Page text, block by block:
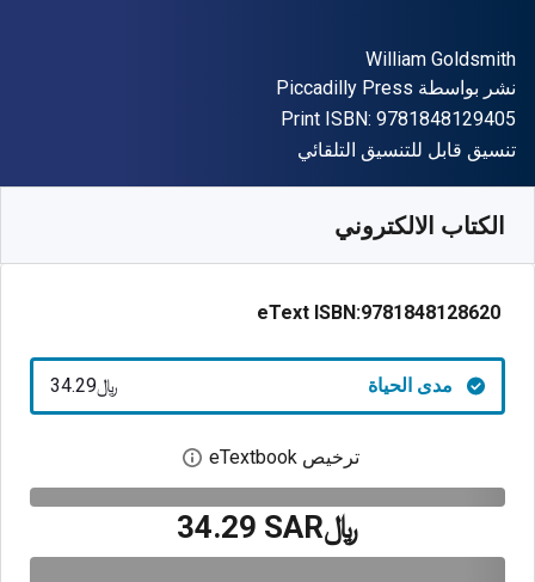
المؤلف (المؤلفون)
William Goldsmith
الناشر
نشر بواسطة Piccadilly Press
Print ISBN: 9781848129405
شكل
تنسيق قابل للتنسيق التلقائي
الكتاب الالكتروني
eText ISBN:9781848128620
مدى الحياة ﷼‎34.29
ترخيص eTextbook افتح مربع حوار
﷼‎34.29 SAR